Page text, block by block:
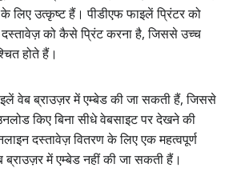
के लिए उत्कृष्ट हैं। पीडीएफ फाइलें प्रिंटर को
को कैसे प्रिंट करना है, जिससे उच्च
होते हैं।
वेब ब्राउज़र में एम्बेड की जा सकती हैं, जिससे
किए बिना सीधे वेबसाइट पर देखने की
दस्तावेज़ वितरण के लिए एक महत्वपूर्ण
में एम्बेड नहीं की जा सकती हैं।